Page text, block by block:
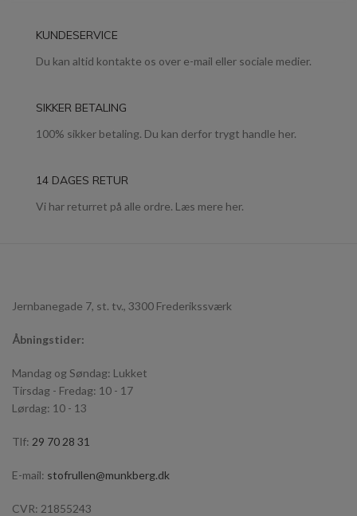
KUNDESERVICE
Du kan altid kontakte os over e-mail eller sociale medier.
SIKKER BETALING
100% sikker betaling. Du kan derfor trygt handle her.
14 DAGES RETUR
Vi har returret på alle ordre. Læs mere her.
Jernbanegade 7, st. tv., 3300 Frederikssværk
Åbningstider:
Mandag og Søndag: Lukket
Tirsdag - Fredag: 10 - 17
Lørdag: 10 - 13
Tlf: 29 70 28 31
E-mail: stofrullen@munkberg.dk
CVR: 21855243